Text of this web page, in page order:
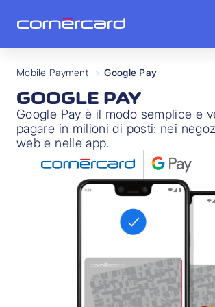
Mobile Payment > Google Pay
GOOGLE PAY
Google Pay è il modo semplice e
pagare in milioni di posti: nei
web e nelle app.